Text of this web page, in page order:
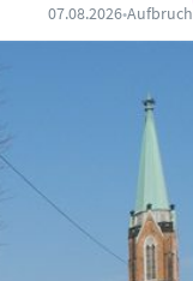
Aufbruch
•
07.08.2026